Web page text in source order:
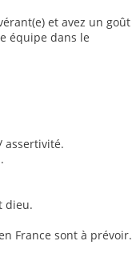
et avez un goût
équipe dans le
assertivité.
dieu.
France sont à prévoir.